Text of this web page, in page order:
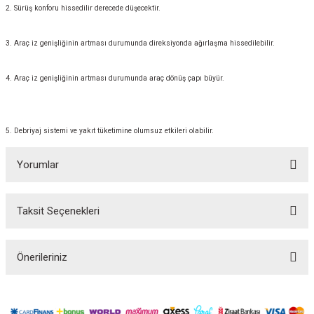
2. Sürüş konforu hissedilir derecede düşecektir.
3. Araç iz genişliğinin artması durumunda direksiyonda ağırlaşma hissedilebilir.
4. Araç iz genişliğinin artması durumunda araç dönüş çapı büyür.
5. Debriyaj sistemi ve yakıt tüketimine olumsuz etkileri olabilir.
Yorumlar
Bu ürüne ilk yorumu siz yapın!
Taksit Seçenekleri
Önerileriniz